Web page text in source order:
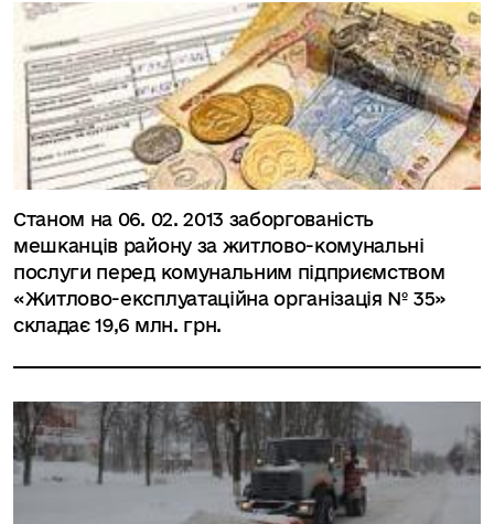
Станом на 06. 02. 2013 заборгованість
мешканців району за житлово-комунальні
послуги перед комунальним підприємством
«Житлово-експлуатаційна організація № 35»
складає 19,6 млн. грн.